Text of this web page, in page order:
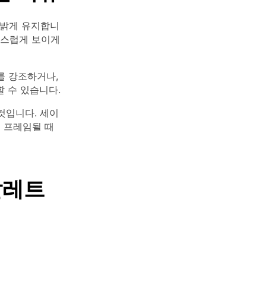
게 유지합니
럽게 보이게
강조하거나,
수 있습니다.
입니다. 세이
레임될 때
트